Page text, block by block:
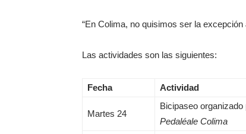
“En Colima, no quisimos ser la
Las actividades son las siguientes:
Fecha Actividad
Martes 24
Bicipaseo
Pedaléale Colima